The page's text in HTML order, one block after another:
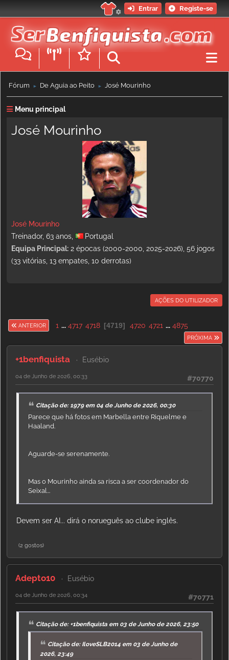
Entrar Registe-se
Fórum ► De Águia ao Peito ► José Mourinho
Menu principal
José Mourinho
José Mourinho
Treinador, 63 anos,
Portugal
Equipa Principal: 2 épocas (2000-2000, 2025-2026), 56 jogos
(33 vitórias, 13 empates, 10 derrotas)
AÇÕES DO UTILIZADOR
ANTERIOR 1 ... 4717 4718 4719 4720 4721 ... 4875
PRÓXIMA
+1benfiquista Eusébio
#70770
04 de Junho de 2026, 00:33
Citação de: 1979 em 04 de Junho de 2026, 00:30
Parece que há fotos em Marbella entre Riquelme e
Haaland.
Aguarde-se serenamente.
Mas o Mourinho ainda sa risca a ser coordenador do
Seixal...
Devem ser AI... dirá o norueguês ao clube inglês.
(2 gostos)
Adepto10 Eusébio
#70771
04 de Junho de 2026, 00:34
Citação de: +1benfiquista em 03 de Junho de 2026, 23:50
Citação de: IloveSLB2014 em 03 de Junho de
2026, 23:49